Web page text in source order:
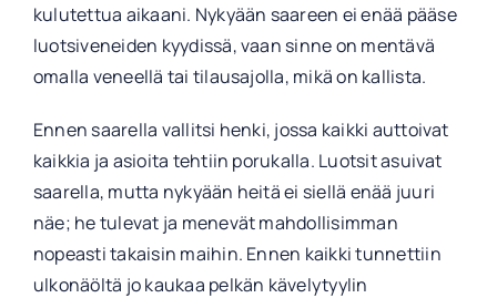
kulutettua aikaani. Nykyään saareen ei enää pääse
luotsiveneiden kyydissä, vaan sinne on mentävä
omalla veneellä tai tilausajolla, mikä on kallista.
Ennen saarella vallitsi henki, jossa kaikki auttoivat
kaikkia ja asioita tehtiin porukalla. Luotsit asuivat
saarella, mutta nykyään heitä ei siellä enää juuri
näe; he tulevat ja menevät mahdollisimman
nopeasti takaisin maihin. Ennen kaikki tunnettiin
ulkonäöltä jo kaukaa pelkän kävelytyylin